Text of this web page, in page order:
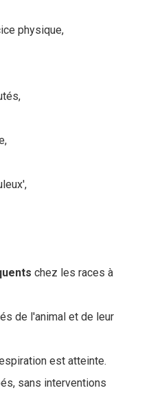
physique,
chez les races à
de l'animal et de leur
est atteinte.
sans interventions